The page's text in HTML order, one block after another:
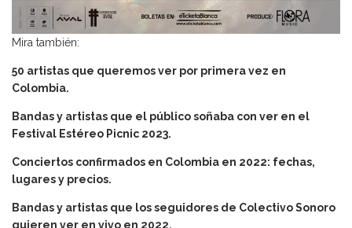
Mira también:
50 artistas que queremos ver por primera vez en
Colombia.
Bandas y artistas que el público soñaba con ver en el
Festival Estéreo Picnic 2023.
Conciertos confirmados en Colombia en 2022: fechas,
lugares y precios.
Bandas y artistas que los seguidores de Colectivo Sonoro
quieren ver en vivo en 2022.